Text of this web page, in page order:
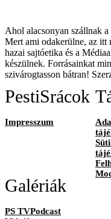
Ahol alacsonyan szállnak
Mert ami odakerülne, az itt
hazai sajtóetika és a
készülnek. Forrásainkat
szivárogtasson bátran!
PestiSrácok
Impresszum
Galériák
PS TVPodcast